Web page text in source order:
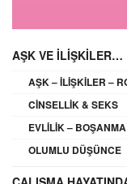
AŞK VE İLIŞKILER…
AŞK – İLIŞKILER –
CINSELLIK & SEKS
EVLILIK – BOŞANMA
OLUMLU DÜŞÜNCE